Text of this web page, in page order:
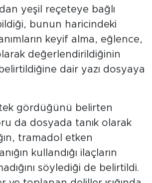
yeşil reçeteye bağlı
bunun haricindeki
keyif alma, eğlence,
değerlendirildiğinin
dair yazı dosyaya
gördüğünü belirten
da dosyada tanık olarak
tramadol etken
kullandığı ilaçların
söylediği de belirtildi.